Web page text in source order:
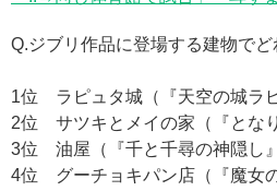
Q.ジブリ作品に登場する建物で
1位 ラピュタ城（『天空の城ラ
2位 サツキとメイの家（『とな
3位 油屋（『千と千尋の神隠し
4位 グーチョキパン店（『魔女